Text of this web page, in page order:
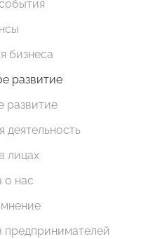
бизнеса
развитие
развитие
лицах
о нас
предпринимателей